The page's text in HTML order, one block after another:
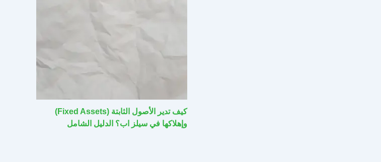
كيف تدير الأصول الثابتة (Fixed Assets)
وإهلاكها في سيلز اب؟ الدليل الشامل